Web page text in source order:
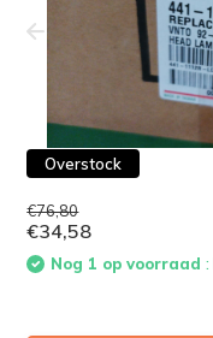
Overstock
€76,80
€34,58
Nog 1 op voorraad